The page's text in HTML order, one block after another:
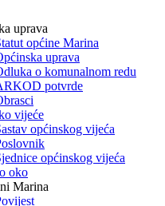
uprava
općine Marina
uprava
o komunalnom redu
potvrde
vijeće
općinskog vijeća
općinskog vijeća
oko
Marina